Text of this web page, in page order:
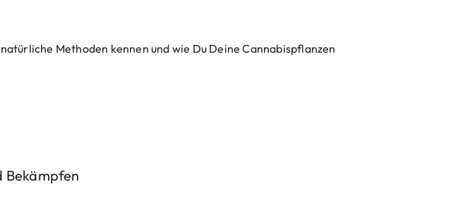
Methoden kennen und wie Du Deine Cannabispflanzen
Bekämpfen